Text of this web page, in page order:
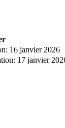
16 janvier 2026
17 janvier